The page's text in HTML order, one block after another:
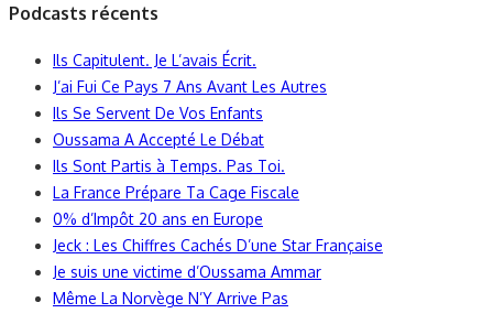
Podcasts récents
Ils Capitulent. Je L’avais Écrit.
J’ai Fui Ce Pays 7 Ans Avant Les Autres
Ils Se Servent De Vos Enfants
Oussama A Accepté Le Débat
Ils Sont Partis à Temps. Pas Toi.
La France Prépare Ta Cage Fiscale
0% d’Impôt 20 ans en Europe
Jeck : Les Chiffres Cachés D’une Star Française
Je suis une victime d’Oussama Ammar
Même La Norvège N’Y Arrive Pas